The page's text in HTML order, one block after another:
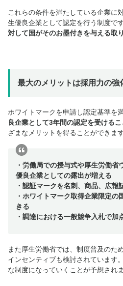
これらの条件を満たしている企業に
生優良企業として認定を行う制度で
対して国がそのお墨付きを与える取
最大のメリットは採用力の強
ホワイトマークを申請し認定基準を
良企業として3年間の認定を受けるこ
ざまなメリットを得ることができます
・労働局での授与式や厚生労働省
優良企業としての露出が増える
・認証マークを名刺、商品、広報
・ホワイトマーク取得企業限定の
きる
・調達における一般競争入札で加
また厚生労働省では、制度普及のた
インセンティブも検討されています
な制度になっていくことが予想されま